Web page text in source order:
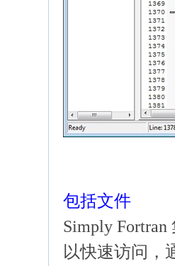
包括文件
Simply
以快速访问，